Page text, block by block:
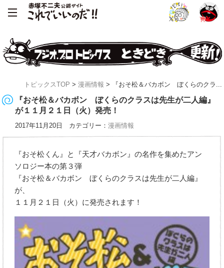
トピックスTOP > 漫画情報 > 『おそ松＆バカボン ぼくらのクラ...
『おそ松＆バカボン ぼくらのクラスは先生が二人編』
が１１月２１日（火）発売！
2017年11月20日 カテゴリー：漫画情報
『おそ松くん』と『天才バカボン』の名作を集めたアン
ソロジー本の第３弾
『おそ松＆バカボン ぼくらのクラスは先生が二人編』
が、
１１月２１日（火）に発売されます！